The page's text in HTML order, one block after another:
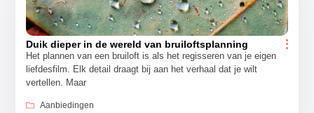
Duik dieper in de wereld van bruiloftsplanning
Het plannen van een bruiloft is als het regisseren van je eigen
liefdesfilm. Elk detail draagt bij aan het verhaal dat je wilt
vertellen. Maar
Aanbiedingen